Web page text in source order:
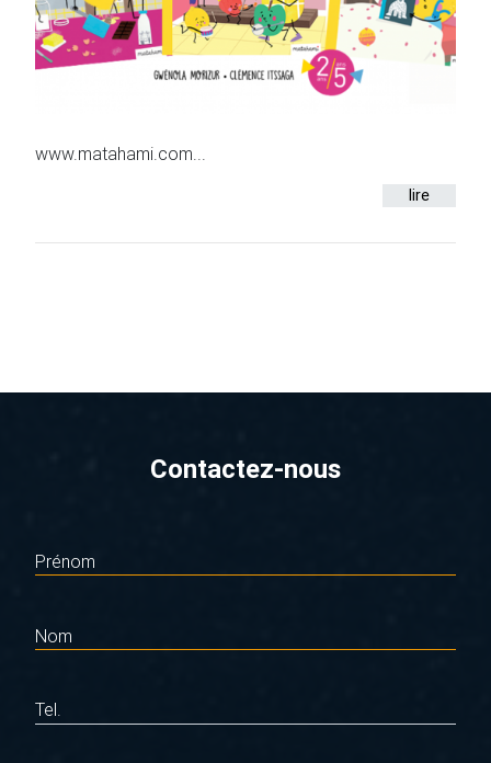
www.matahami.com...
lire
Contactez-nous
Prénom
Nom
Tel.